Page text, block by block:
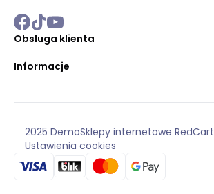
Obsługa klienta
Informacje
2025 DemoSklepy internetowe RedCart
Ustawienia cookies